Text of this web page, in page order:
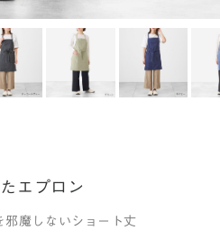
エプロン
邪魔しないショート丈